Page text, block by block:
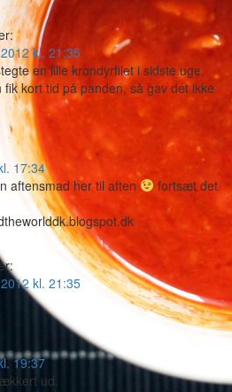
kl. 21:35
en lille krondyrfilet i sidste uge,
fik kort tid på panden, så gav det ikke
17:34
aftensmad her til aften
fortsæt det
kl. 21:35
19:37
ud.